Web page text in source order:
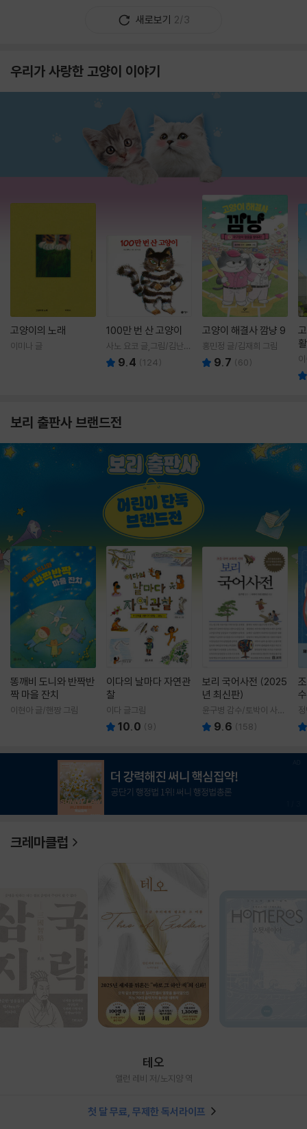
새로보기 2/3
우리가 사랑한 고양이 이야기
고양이의 노래
이미나 글
100만 번 산 고양이
사노 요코 글,그림/김난주
역 9.4 (124)
고양이 해결사 깜냥 9
홍민정 글/김재희 그림
9.7 (60)
보리 출판사 브랜드전
똥깨비 도니와 반짝반
짝 마을 잔치
이현아 글/핸짱 그림
이다의 날마다 자연관
찰
이다 글그림
10.0 (9)
보리 국어사전 (2025
년 최신판)
윤구병 감수/토박이 사전
편찬실 편
9.6 (158)
크레마클럽
테오
앨런 레비 저/노지양 역
첫 달 무료, 무제한 독서라이프